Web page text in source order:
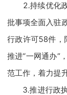
2.持续优化政
批事项全面入驻
行政许可58件，
推进“一网通办”
范工作，着力提
3.推进行政执